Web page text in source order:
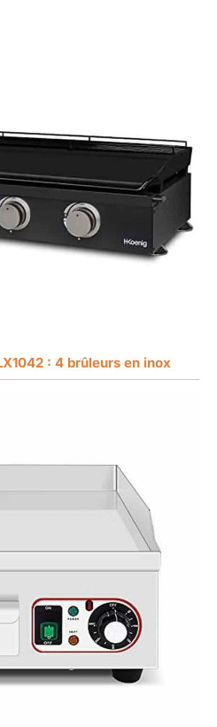
: 4 brûleurs en inox